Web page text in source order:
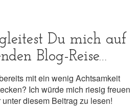
Du mich auf
Blog-Reise…
mit ein wenig Achtsamkeit
Ich würde mich riesig freuen
diesem Beitrag zu lesen!